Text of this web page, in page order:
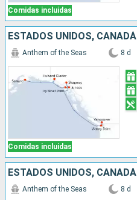
Comidas incluidas
ESTADOS UNIDOS, CANADÁ
Comidas incluidas
Anthem of the Seas 8 d
ESTADOS UNIDOS, CANADÁ
Anthem of the Seas 8 d